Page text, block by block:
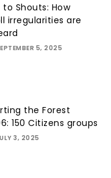
Shouts: How
irregularities are
5, 2025
the Forest
150 Citizens groups
3, 2025